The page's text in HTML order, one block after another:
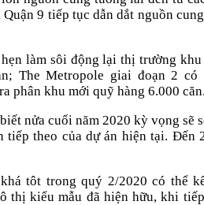
9 tiếp tục dẫn dắt nguồn
làm sôi động lại thị trường
The Metropole giai đoạn 2 có
phân khu mới quỹ hàng 6.000 căn.
nửa cuối năm 2020 kỳ vọng sẽ
tiếp theo của dự án hiện tại. Đến
tôt trong quý 2/2020 có thể
kiểu mẫu đã hiện hữu, khi